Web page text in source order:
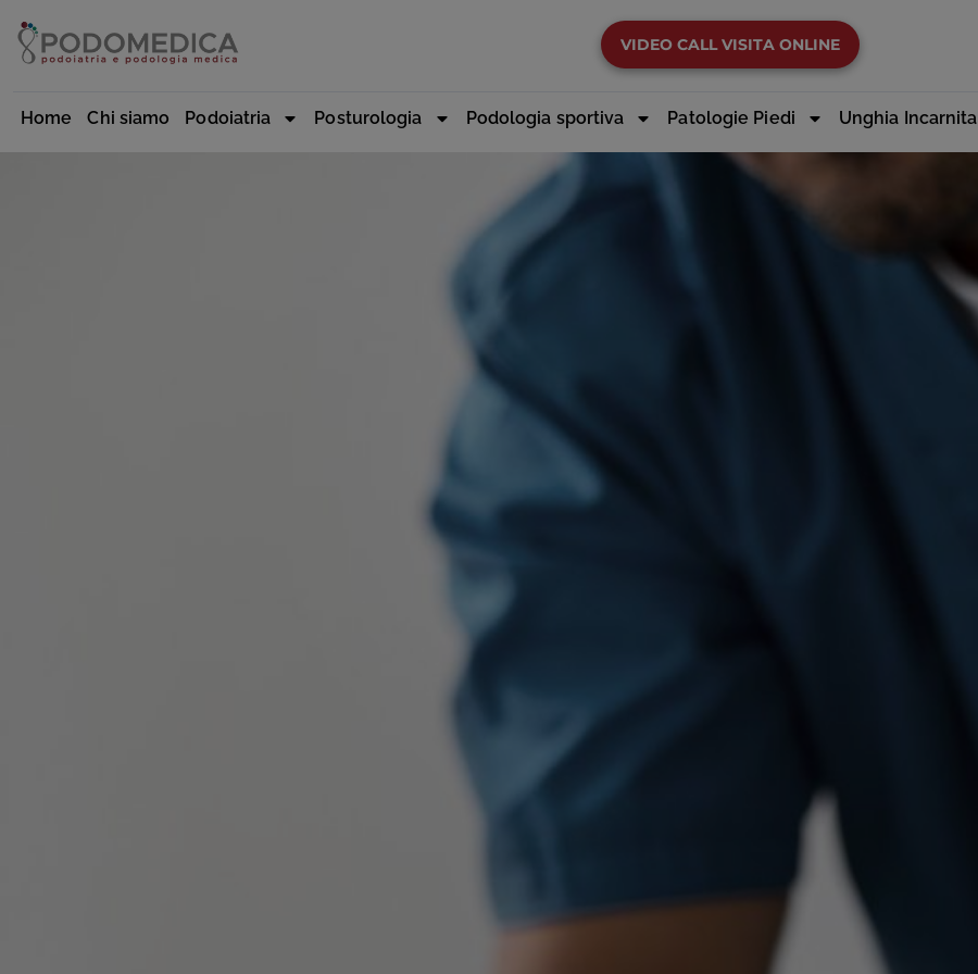
VIDEO CALL VISITA ONLINE
Home Chi siamo Podoiatria Posturologia Podologia sportiva Patologie Piedi Unghia Incarnita